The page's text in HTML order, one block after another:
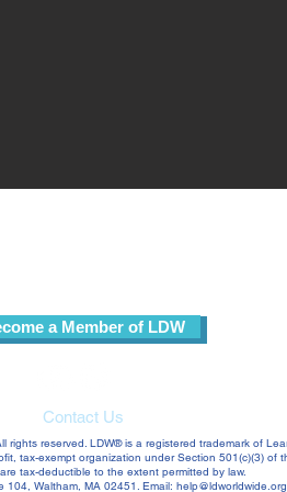
a Member of LDW
Contact Us
rights reserved. LDW® is a registered trademark of
tax-exempt organization under Section 501(c)(3) of
tax-deductible to the extent permitted by law.
104, Waltham, MA 02451. Email: help@ldworldwide.org